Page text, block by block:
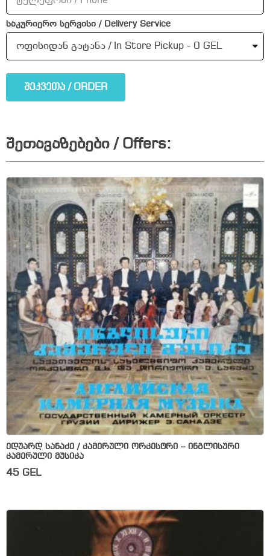
საკურიერო სერვისი / Delivery Service
შეკვეთა / ORDER
შეთავაზებები / Offers:
ედუარდ სანაძე / კამერული ორკესტრი – ინგლისური
კამერული მუსიკა
45 GEL